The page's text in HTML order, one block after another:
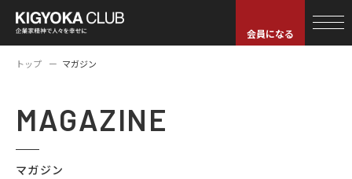
会員になる
トップ マガジン
MAGAZINE
マガジン